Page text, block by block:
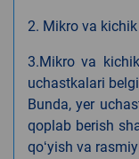
2. Mikro va
3.Mikro va
uchastkalari
Bunda, yer
qoplab berish
qoʻyish va